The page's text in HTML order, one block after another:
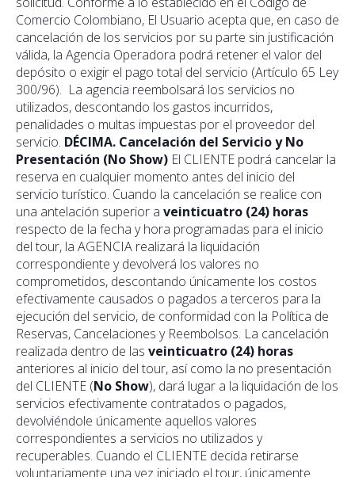
Comercio Colombiano, El Usuario acepta que, en caso de
cancelación de los servicios por su parte sin justificación
válida, la Agencia Operadora podrá retener el valor del
depósito o exigir el pago total del servicio (Artículo 65 Ley
300/96). La agencia reembolsará los servicios no
utilizados, descontando los gastos incurridos,
penalidades o multas impuestas por el proveedor del
servicio. DÉCIMA. Cancelación del Servicio y No
Presentación (No Show) El CLIENTE podrá cancelar la
reserva en cualquier momento antes del inicio del
servicio turístico. Cuando la cancelación se realice con
una antelación superior a veinticuatro (24) horas
respecto de la fecha y hora programadas para el inicio
del tour, la AGENCIA realizará la liquidación
correspondiente y devolverá los valores no
comprometidos, descontando únicamente los costos
efectivamente causados o pagados a terceros para la
ejecución del servicio, de conformidad con la Política de
Reservas, Cancelaciones y Reembolsos. La cancelación
realizada dentro de las veinticuatro (24) horas
anteriores al inicio del tour, así como la no presentación
del CLIENTE (No Show), dará lugar a la liquidación de los
servicios efectivamente contratados o pagados,
devolviéndole únicamente aquellos valores
correspondientes a servicios no utilizados y
recuperables. Cuando el CLIENTE decida retirarse
voluntariamente una vez iniciado el tour, únicamente